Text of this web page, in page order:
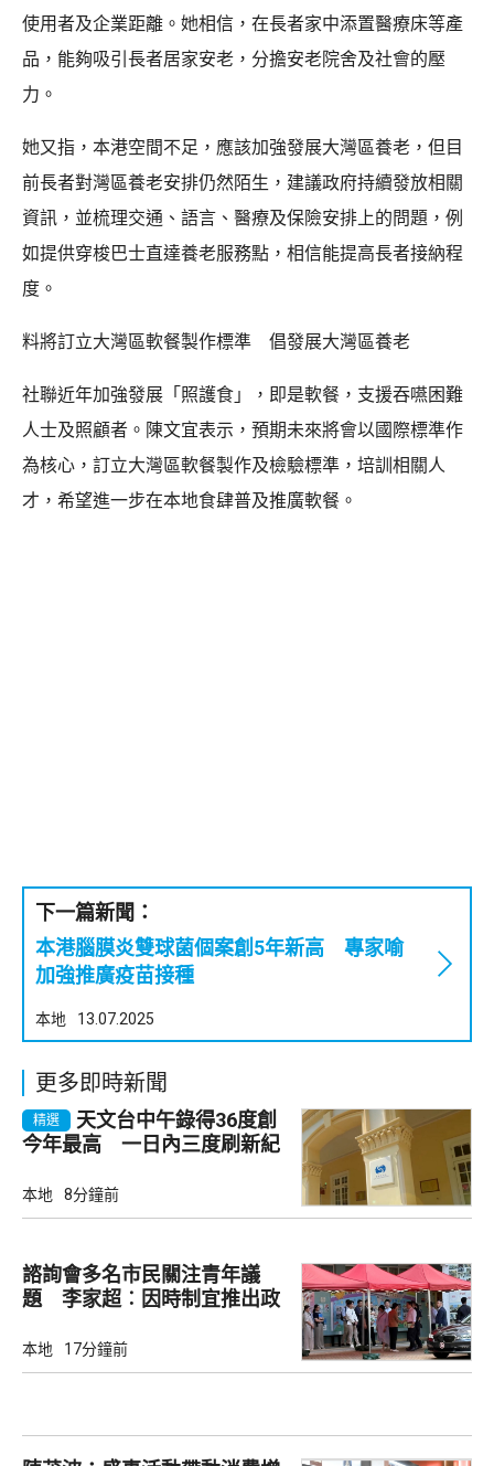
使用者及企業距離。她相信，在長者家中添置醫療床等產
品，能夠吸引長者居家安老，分擔安老院舍及社會的壓
力。
她又指，本港空間不足，應該加強發展大灣區養老，但目
前長者對灣區養老安排仍然陌生，建議政府持續發放相關
資訊，並梳理交通、語言、醫療及保險安排上的問題，例
如提供穿梭巴士直達養老服務點，相信能提高長者接納程
度。
料將訂立大灣區軟餐製作標準 倡發展大灣區養老
社聯近年加強發展「照護食」，即是軟餐，支援吞嚥困難
人士及照顧者。陳文宜表示，預期未來將會以國際標準作
為核心，訂立大灣區軟餐製作及檢驗標準，培訓相關人
才，希望進一步在本地食肆普及推廣軟餐。
下一篇新聞：
本港腦膜炎雙球菌個案創5年新高 專家喻
加強推廣疫苗接種
本地 13.07.2025
更多即時新聞
精選
天文台中午錄得36度創
今年最高 一日內三度刷新紀
本地 8分鐘前
諮詢會多名市民關注青年議
題 李家超︰因時制宜推出政
本地 17分鐘前